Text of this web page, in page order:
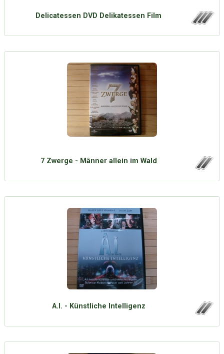
Delicatessen DVD Delikatessen Film
7 Zwerge - Männer allein im Wald
A.I. - Künstliche Intelligenz